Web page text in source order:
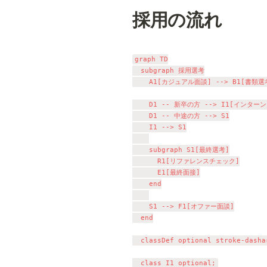
採用の流れ
graph TD
  subgraph 採用選考
A1[カジュアル面談] --> B1[書類
D1 -- 新卒の方 --> I1[インターン
    D1 -- 中途の方 --> S1
    I1 --> S1
    S1 --> F1[オファー面談]
  end
classDef optional stroke-